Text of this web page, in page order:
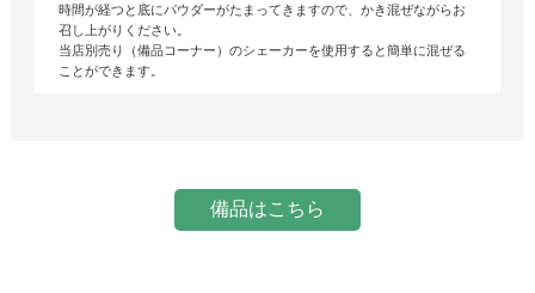
時間が経つと底にパウダーがたまってきますので、かき混ぜながらお
召し上がりください。
当店別売り（備品コーナー）のシェーカーを使用すると簡単に混ぜる
ことができます。
備品はこちら